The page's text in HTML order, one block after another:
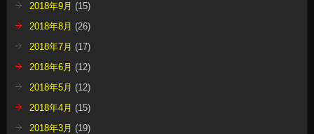
2018年9月 (15)
2018年8月 (26)
2018年7月 (17)
2018年6月 (12)
2018年5月 (12)
2018年4月 (15)
2018年3月 (19)